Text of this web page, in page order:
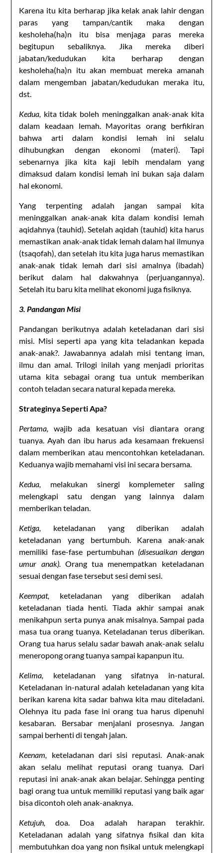
Karena itu kita berharap jika kelak anak lahir dengan
paras yang tampan/cantik maka dengan
kesholeha(ha)n itu bisa menjaga paras mereka
begitupun sebaliknya. Jika mereka diberi
jabatan/kedudukan kita berharap dengan
kesholeha(ha)n itu akan membuat mereka amanah
dalam mengemban jabatan/kedudukan meraka itu,
dst.
Kedua, kita tidak boleh meninggalkan anak-anak kita
dalam keadaan lemah. Mayoritas orang berfikiran
bahwa arti dalam kondisi lemah ini selalu
dihubungkan dengan ekonomi (materi). Tapi
sebenarnya jika kita kaji lebih mendalam yang
dimaksud dalam kondisi lemah ini bukan saja dalam
hal ekonomi.
Yang terpenting adalah jangan sampai kita
meninggalkan anak-anak kita dalam kondisi lemah
aqidahnya (tauhid). Setelah aqidah (tauhid) kita harus
memastikan anak-anak tidak lemah dalam hal ilmunya
(tsaqofah), dan setelah itu kita juga harus memastikan
anak-anak tidak lemah dari sisi amalnya (ibadah)
berikut dalam hal dakwahnya (perjuangannya).
Setelah itu baru kita melihat ekonomi juga fisiknya.
3. Pandangan Misi
Pandangan berikutnya adalah keteladanan dari sisi
misi. Misi seperti apa yang kita teladankan kepada
anak-anak?. Jawabannya adalah misi tentang iman,
ilmu dan amal. Trilogi inilah yang menjadi prioritas
utama kita sebagai orang tua untuk memberikan
contoh teladan secara natural kepada mereka.
Strateginya Seperti Apa?
Pertama, wajib ada kesatuan visi diantara orang
tuanya. Ayah dan ibu harus ada kesamaan frekuensi
dalam memberikan atau mencontohkan keteladanan.
Keduanya wajib memahami visi ini secara bersama.
Kedua, melakukan sinergi komplemeter saling
melengkapi satu dengan yang lainnya dalam
memberikan teladan.
Ketiga, keteladanan yang diberikan adalah
keteladanan yang bertumbuh. Karena anak-anak
memiliki fase-fase pertumbuhan (disesuaikan dengan
umur anak).Orang tua menempatkan keteladanan
sesuai dengan fase tersebut sesi demi sesi.
Keempat, keteladanan yang diberikan adalah
keteladanan tiada henti. Tiada akhir sampai anak
menikahpun serta punya anak misalnya. Sampai pada
masa tua orang tuanya. Keteladanan terus diberikan.
Orang tua harus selalu sadar bawah anak-anak selalu
meneropong orang tuanya sampai kapanpun itu.
Kelima, keteladanan yang sifatnya in-natural.
Keteladanan in-natural adalah keteladanan yang kita
berikan karena kita sadar bahwa kita mau diteladani.
Olehnya itu pada fase ini orang tua harus dipenuhi
kesabaran. Bersabar menjalani prosesnya. Jangan
sampai berhenti di tengah jalan.
Keenam, keteladanan dari sisi reputasi. Anak-anak
akan selalu melihat reputasi orang tuanya. Dari
reputasi ini anak-anak akan belajar. Sehingga penting
bagi orang tua untuk memiliki reputasi yang baik agar
bisa dicontoh oleh anak-anaknya.
Ketujuh,doa. Doa adalah harapan terakhir.
Keteladanan adalah yang sifatnya fisikal dan kita
membutuhkan doa yang non fisikal untuk melengkapi